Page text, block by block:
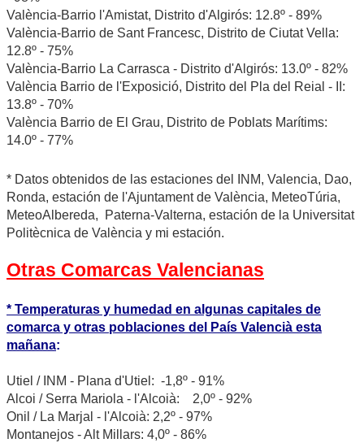
València-Barrio l'Amistat, Distrito d'Algirós: 12.8º - 89%
València-Barrio de Sant Francesc, Distrito de Ciutat Vella:
12.8º - 75%
València-Barrio La Carrasca - Distrito d'Algirós: 13.0º - 82%
València Barrio de l'Exposició, Distrito del Pla del Reial - II:
13.8º - 70%
València Barrio de El Grau, Distrito de Poblats Marítims:
14.0º - 77%
* Datos obtenidos de las estaciones del INM, Valencia, Dao,
Ronda, estación de l'Ajuntament de València, MeteoTúria,
MeteoAlbereda, Paterna-Valterna, estación de la Universitat
Politècnica de València y mi estación.
Otras Comarcas Valencianas
* Temperaturas y humedad en algunas capitales de
comarca y otras poblaciones del País Valencià esta
mañana:
Utiel / INM - Plana d'Utiel: -1,8º - 91%
Alcoi / Serra Mariola - l'Alcoià: 2,0º - 92%
Onil / La Marjal - l'Alcoià: 2,2º - 97%
Montanejos - Alt Millars: 4,0º - 86%